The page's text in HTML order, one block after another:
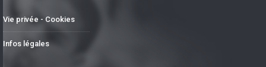
Vie privée - Cookies
Infos légales